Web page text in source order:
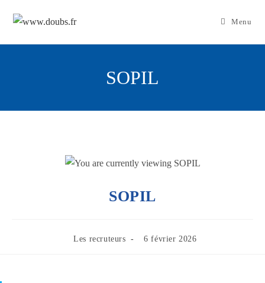
Menu
SOPIL
SOPIL
Post
Les recruteurs
Publication
6 février 2026